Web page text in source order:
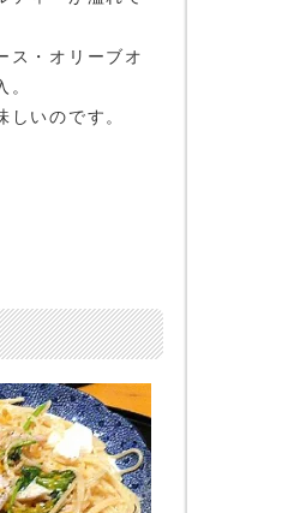
ス・オリーブオ
いのです。